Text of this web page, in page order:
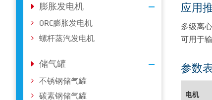
应用
多级离
可用于
参数
电机
膨胀发电机
ORC膨胀发电机
螺杆蒸汽发电机
储气罐
不锈钢储气罐
碳素钢储气罐